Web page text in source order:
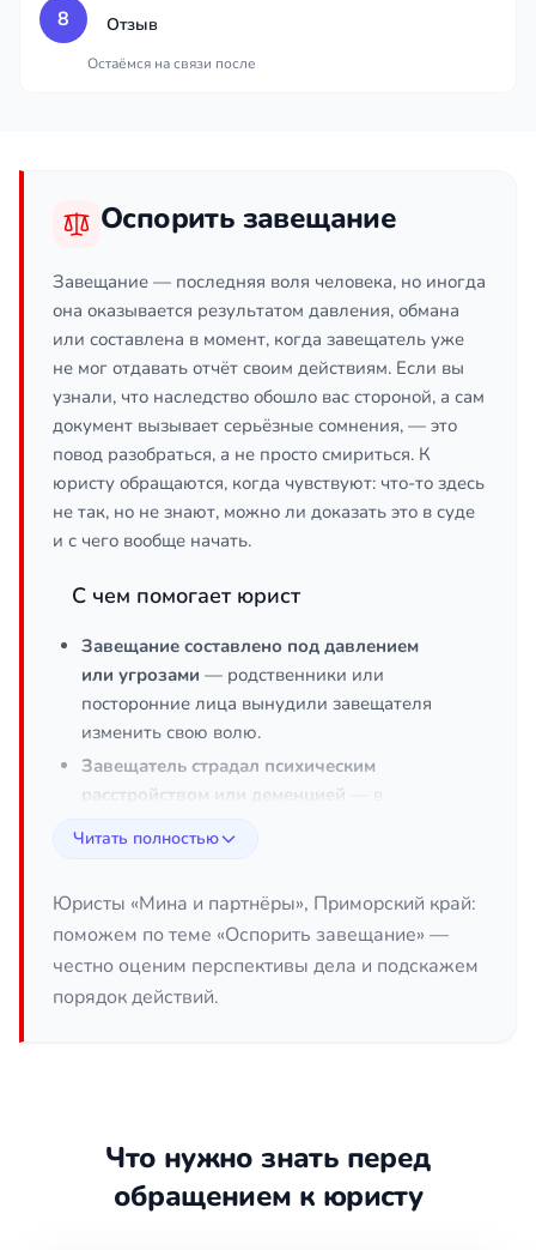
8 Отзыв
Остаёмся на связи после
Оспорить завещание
Завещание — последняя воля человека, но иногда
она оказывается результатом давления, обмана
или составлена в момент, когда завещатель уже
не мог отдавать отчёт своим действиям. Если вы
узнали, что наследство обошло вас стороной, а сам
документ вызывает серьёзные сомнения, — это
повод разобраться, а не просто смириться. К
юристу обращаются, когда чувствуют: что-то здесь
не так, но не знают, можно ли доказать это в суде
и с чего вообще начать.
С чем помогает юрист
Завещание составлено под давлением
или угрозами — родственники или
посторонние лица вынудили завещателя
изменить свою волю.
Завещатель страдал психическим
расстройством или деменцией
наркотиками или сильными лекарствами
— состояние, при котором человек не
контролировал свои решения.
Нарушения при оформлении
— есть основания считать, что завещание
сфабриковано.
Нарушение обязательной доли
Читать полностью
Юристы «Мина и партнёры», Приморский край:
поможем по теме «Оспорить завещание» —
честно оценим перспективы дела и подскажем
порядок действий.
Что нужно знать перед
обращением к юристу